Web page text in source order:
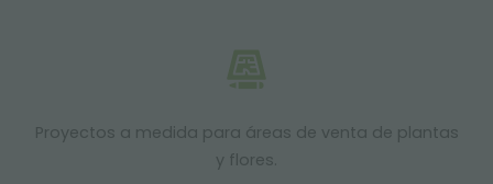
Proyectos a medida para áreas de venta de plantas
y flores.